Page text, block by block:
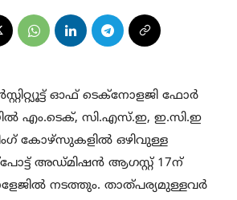
ഓഫ് ടെക്‌നോളജി ഫോര്‍
എം.ടെക്, സി.എസ്.ഇ, ഇ.സി.ഇ
കോഴ്‌സുകളില്‍ ഒഴിവുള്ള
അഡ്മിഷന്‍ ആഗസ്റ്റ് 17ന്
നടത്തും. താത്പര്യമുള്ളവര്‍